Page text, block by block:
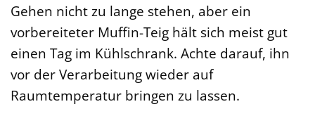
Gehen nicht zu lange stehen, aber ein
vorbereiteter Muffin-Teig hält sich meist gut
einen Tag im Kühlschrank. Achte darauf, ihn
vor der Verarbeitung wieder auf
Raumtemperatur bringen zu lassen.